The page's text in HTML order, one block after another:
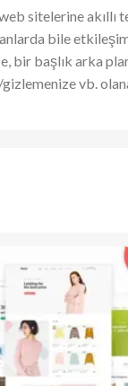
sitelerine akıllı
bile
bir başlık arka
vb.